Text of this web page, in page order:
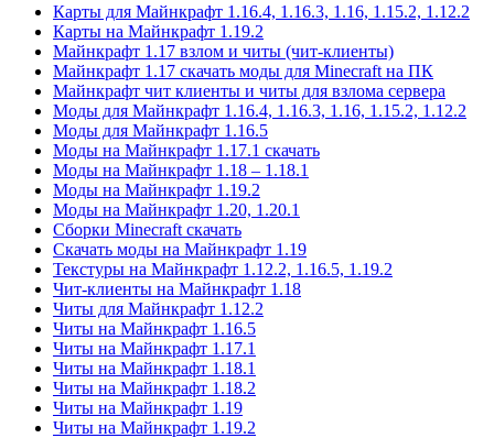
Карты для Майнкрафт 1.16.4, 1.16.3, 1.16, 1.15.2, 1.12.2
Карты на Майнкрафт 1.19.2
Майнкрафт 1.17 взлом и читы (чит-клиенты)
Майнкрафт 1.17 скачать моды для Minecraft на ПК
Майнкрафт чит клиенты и читы для взлома сервера
Моды для Майнкрафт 1.16.4, 1.16.3, 1.16, 1.15.2, 1.12.2
Моды для Майнкрафт 1.16.5
Моды на Майнкрафт 1.17.1 скачать
Моды на Майнкрафт 1.18 – 1.18.1
Моды на Майнкрафт 1.19.2
Моды на Майнкрафт 1.20, 1.20.1
Сборки Minecraft скачать
Скачать моды на Майнкрафт 1.19
Текстуры на Майнкрафт 1.12.2, 1.16.5, 1.19.2
Чит-клиенты на Майнкрафт 1.18
Читы для Майнкрафт 1.12.2
Читы на Майнкрафт 1.16.5
Читы на Майнкрафт 1.17.1
Читы на Майнкрафт 1.18.1
Читы на Майнкрафт 1.18.2
Читы на Майнкрафт 1.19
Читы на Майнкрафт 1.19.2